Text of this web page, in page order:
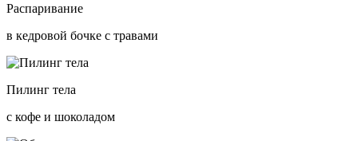
Распаривание
в кедровой бочке с травами
Пилинг тела
с кофе и шоколадом